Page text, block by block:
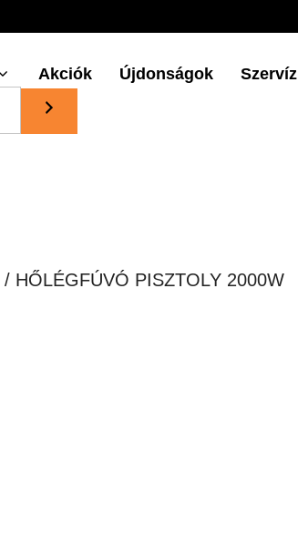
Akciók Újdonságok Szervíz
/ HŐLÉGFÚVÓ PISZTOLY 2000W